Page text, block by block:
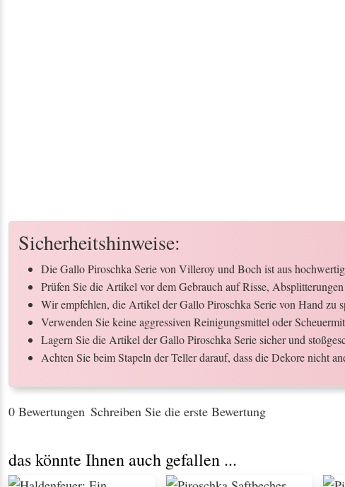
Sicherheitshinweise:
Die Gallo Piroschka Serie von Villeroy und Boch ist aus
Prüfen Sie die Artikel vor dem Gebrauch auf Risse,
Wir empfehlen, die Artikel der Gallo Piroschka Serie von Hand zu
Verwenden Sie keine aggressiven Reinigungsmittel oder
Lagern Sie die Artikel der Gallo Piroschka Serie sicher und
Achten Sie beim Stapeln der Teller darauf, dass die Dekore nicht
0 Bewertungen Schreiben Sie die erste Bewertung
das könnte Ihnen auch gefallen ...